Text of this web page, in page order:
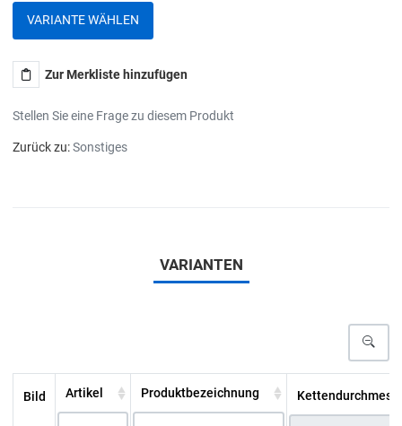
VARIANTE WÄHLEN
Zur Merkliste hinzufügen
Stellen Sie eine Frage zu diesem Produkt
Zurück zu:Sonstiges
VARIANTEN
Bild Artikel Produktbezeichnung